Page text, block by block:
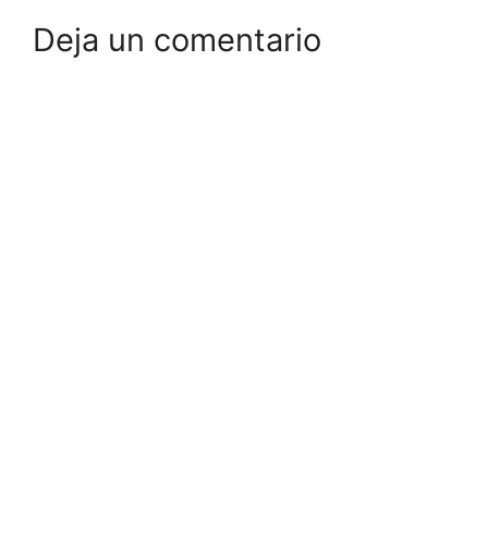
Deja un comentario